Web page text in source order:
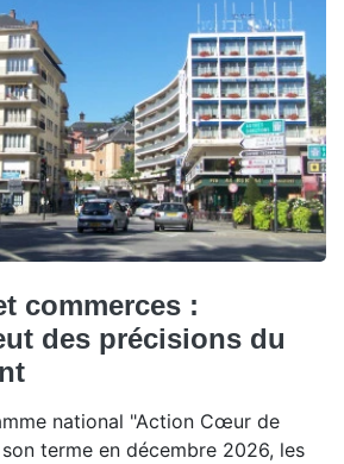
commerces :
des précisions du
national "Action Cœur de
terme en décembre 2026, les